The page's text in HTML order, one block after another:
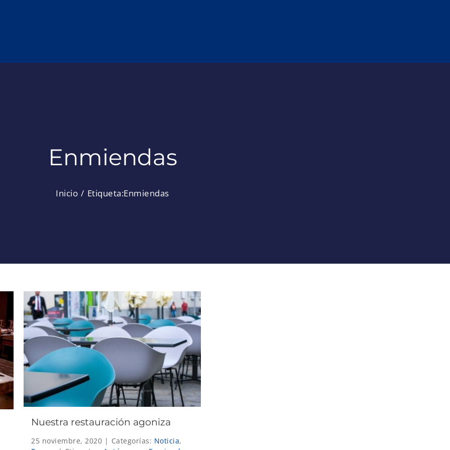
Enmiendas
Inicio Etiqueta:Enmiendas
Nuestra restauración agoniza
25 noviembre, 2020 | Categorías: Noticia,